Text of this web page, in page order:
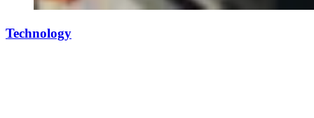
Technology